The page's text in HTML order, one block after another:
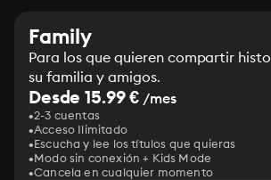
Family
Para los que quieren compartir
su familia y amigos.
Desde 15.99 € /mes
2-3 cuentas
Acceso Ilimitado
Escucha y lee los títulos que quieras
Modo sin conexión + Kids Mode
Cancela en cualquier momento